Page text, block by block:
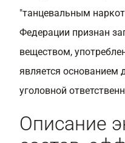
"танцевальным
Федерации признан
веществом,
является основанием
уголовной
Описание